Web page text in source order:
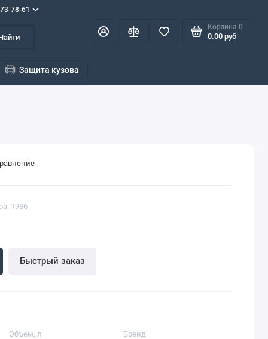
78-61
Корзина 0
0.00 руб
Защита кузова
1986
Быстрый заказ
Объем, л Бренд